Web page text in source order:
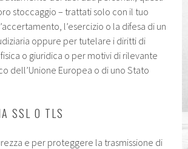
stoccaggio – trattati solo con il tuo
l’esercizio o la difesa di un
oppure per tutelare i diritti di
o giuridica o per motivi di rilevante
dell’Unione Europea o di uno Stato
SSL O TLS
e per proteggere la trasmissione di